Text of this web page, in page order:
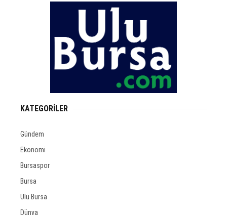
KATEGORİLER
Gündem
Ekonomi
Bursaspor
Bursa
Ulu Bursa
Dünya